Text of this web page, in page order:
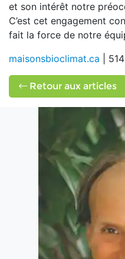
et son intérêt notre
C’est cet engagement
fait la force de notre
maisonsbioclimat.ca |
Retour aux articles